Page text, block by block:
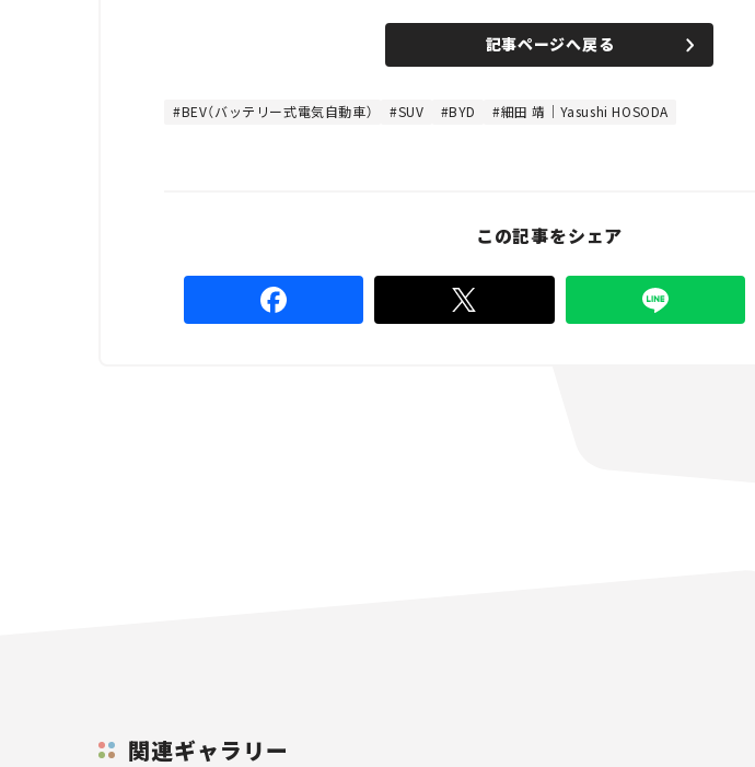
記事ページへ戻る
BEV（バッテリー式電気自動車） SUV BYD 細田 靖｜Yasushi HOSODA
この記事をシェア
関連ギャラリー